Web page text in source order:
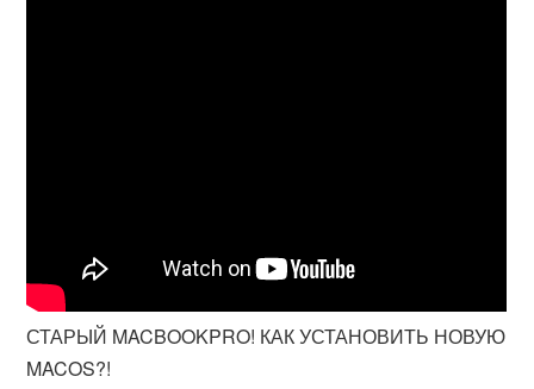
СТАРЫЙ MACBOOKPRO! КАК УСТАНОВИТЬ НОВУЮ
MACOS?!